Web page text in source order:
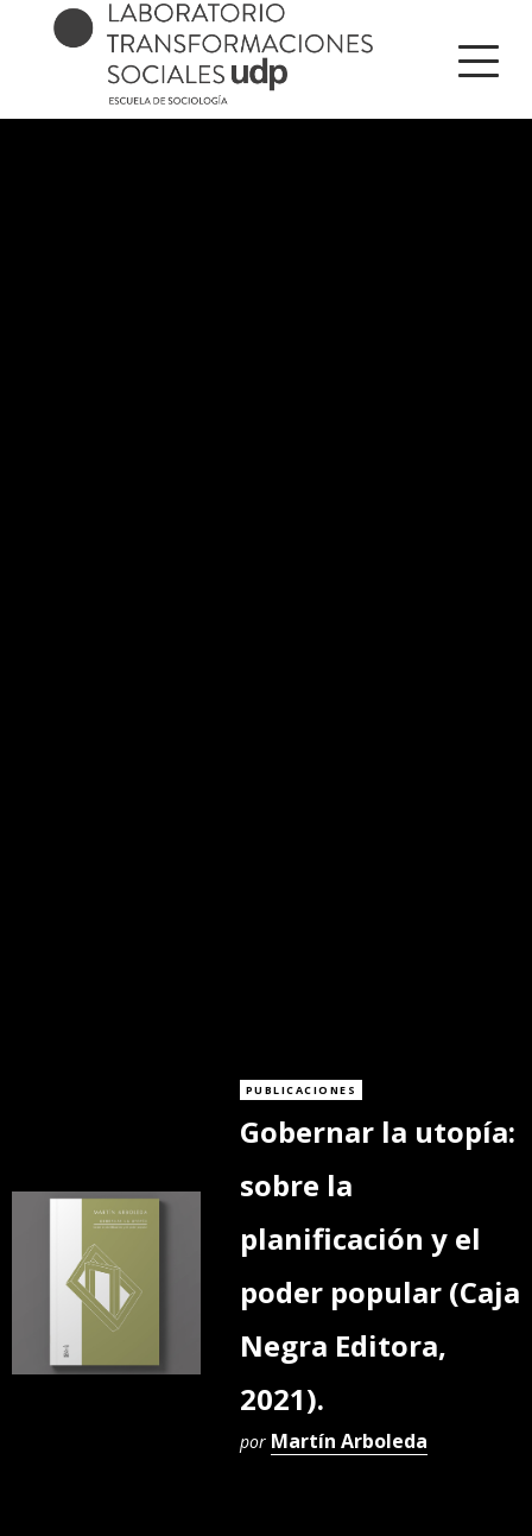
PUBLICACIONES
Gobernar la utopía:
sobre la
planificación y el
poder popular (Caja
Negra Editora,
2021).
por Martín Arboleda